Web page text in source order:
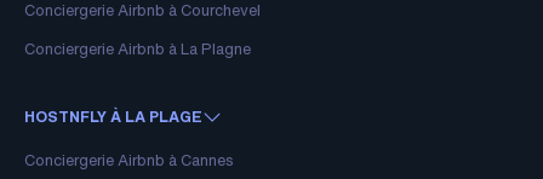
Conciergerie Airbnb à Courchevel
Conciergerie Airbnb à La Plagne
HOSTNFLY À LA PLAGE
Conciergerie Airbnb à Cannes